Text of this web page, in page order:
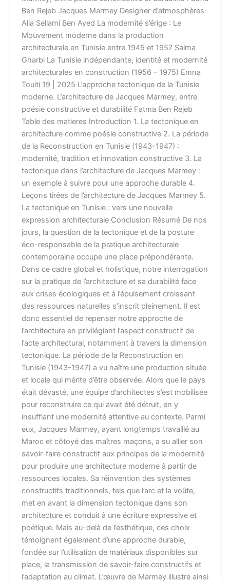
Ben Rejeb Jacques Marmey Designer d’atmosphères
Alia Sellami Ben Ayed La modernité s’érige : Le
Mouvement moderne dans la production
architecturale en Tunisie entre 1945 et 1957 Salma
Gharbi La Tunisie indépendante, identité et modernité
architecturales en construction (1956 – 1975) Emna
Touiti 19 | 2025 L’approche tectonique de la Tunisie
moderne. L’architecture de Jacques Marmey, entre
poésie constructive et durabilité Fatma Ben Rejeb
Table des matieres Introduction 1. La tectonique en
architecture comme poésie constructive 2. La période
de la Reconstruction en Tunisie (1943–1947) :
modernité, tradition et innovation constructive 3. La
tectonique dans l’architecture de Jacques Marmey :
un exemple à suivre pour une approche durable 4.
Leçons tirées de l’architecture de Jacques Marmey 5.
La tectonique en Tunisie : vers une nouvelle
expression architecturale Conclusion Résumé De nos
jours, la question de la tectonique et de la posture
éco-responsable de la pratique architecturale
contemporaine occupe une place prépondérante.
Dans ce cadre global et holistique, notre interrogation
sur la pratique de l’architecture et sa durabilité face
aux crises écologiques et à l’épuisement croissant
des ressources naturelles s’inscrit pleinement. Il est
donc essentiel de repenser notre approche de
l’architecture en privilégiant l’aspect constructif de
l’acte architectural, notamment à travers la dimension
tectonique. La période de la Reconstruction en
Tunisie (1943-1947) a vu naître une production située
et locale qui mérite d’être observée. Alors que le pays
était dévasté, une équipe d’architectes s’est mobilisée
pour reconstruire ce qui avait été détruit, en y
insufflant une modernité attentive au contexte. Parmi
eux, Jacques Marmey, ayant longtemps travaillé au
Maroc et côtoyé des maîtres maçons, a su allier son
savoir-faire constructif aux principes de la modernité
pour produire une architecture moderne à partir de
ressources locales. Sa réinvention des systèmes
constructifs traditionnels, tels que l’arc et la voûte,
met en avant la dimension tectonique dans son
architecture et conduit à une écriture expressive et
poétique. Mais au-delà de l’esthétique, ces choix
témoignent également d’une approche durable,
fondée sur l’utilisation de matériaux disponibles sur
place, la transmission de savoir-faire constructifs et
l’adaptation au climat. L’œuvre de Marmey illustre ainsi